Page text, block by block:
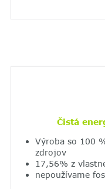
Čistá
Výroba so 100
zdrojov
17,56% z
nepoužívame